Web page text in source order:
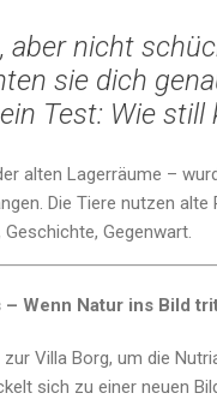
aber nicht
sie dich
Test: Wie still
alten Lagerräume –
Die Tiere nutzen alte
Gegenwart.
– Wenn Natur ins Bild
Villa Borg, um die
sich zu einer neuen